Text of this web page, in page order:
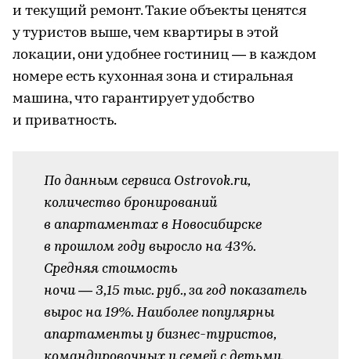
и текущий ремонт. Такие объекты ценятся
у туристов выше, чем квартиры в этой
локации, они удобнее гостиниц — в каждом
номере есть кухонная зона и стиральная
машина, что гарантирует удобство
и приватность.
По данным сервиса Ostrovok.ru,
количество бронирований
в апартаментах в Новосибирске
в прошлом году выросло на 43%.
Средняя стоимость
ночи — 3,15 тыс. руб., за год показатель
вырос на 19%. Наиболее популярны
апартаменты у бизнес-туристов,